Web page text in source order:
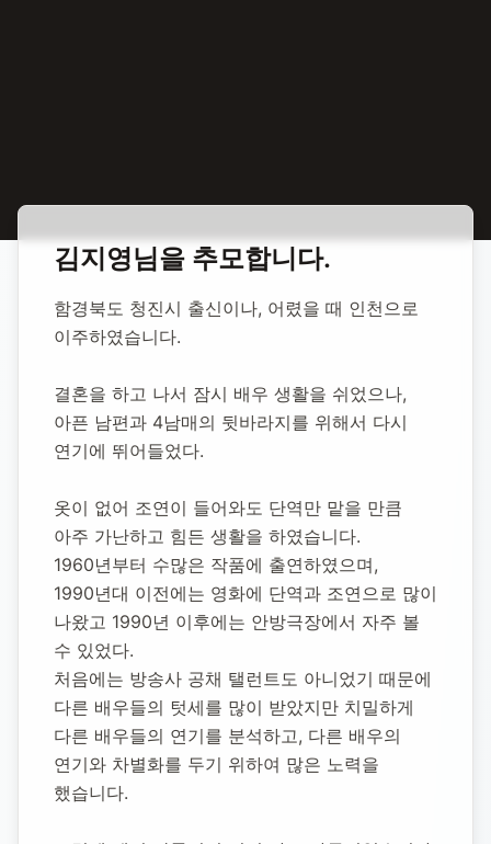
합동 추모 김지영 배우
김지영 배우
추모소 개설:2020년 11월 10일
73,436
김지영님을 추모합니다.
함경북도 청진시 출신이나, 어렸을 때 인천으로
이주하였습니다.
결혼을 하고 나서 잠시 배우 생활을 쉬었으나,
아픈 남편과 4남매의 뒷바라지를 위해서 다시
연기에 뛰어들었다.
옷이 없어 조연이 들어와도 단역만 맡을 만큼
아주 가난하고 힘든 생활을 하였습니다.
1960년부터 수많은 작품에 출연하였으며,
1990년대 이전에는 영화에 단역과 조연으로 많이
나왔고 1990년 이후에는 안방극장에서 자주 볼
수 있었다.
처음에는 방송사 공채 탤런트도 아니었기 때문에
다른 배우들의 텃세를 많이 받았지만 치밀하게
다른 배우들의 연기를 분석하고, 다른 배우의
연기와 차별화를 두기 위하여 많은 노력을
했습니다.